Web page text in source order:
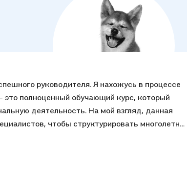
руководителя. Я нахожусь в процессе
это полноценный обучающий курс, который
деятельность. На мой взгляд, данная
чтобы структурировать многолетний
за мыслями автора комфортно, простые и